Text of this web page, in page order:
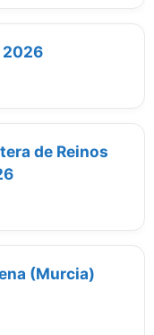
2026
de Reinos
(Murcia)